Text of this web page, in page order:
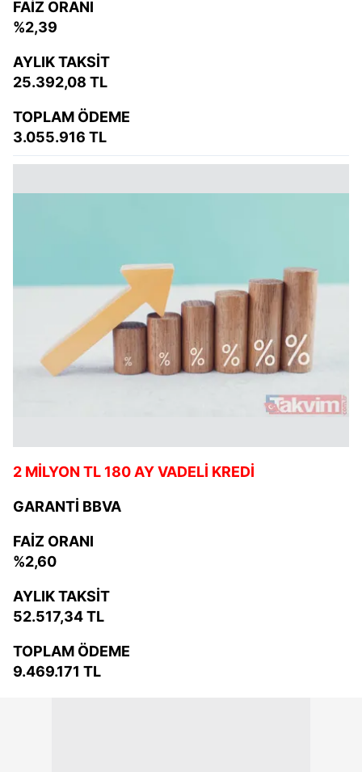
FAİZ ORANI
%2,39
AYLIK TAKSİT
25.392,08 TL
TOPLAM ÖDEME
3.055.916 TL
2 MİLYON TL 180 AY VADELİ KREDİ
GARANTİ BBVA
FAİZ ORANI
%2,60
AYLIK TAKSİT
52.517,34 TL
TOPLAM ÖDEME
9.469.171 TL